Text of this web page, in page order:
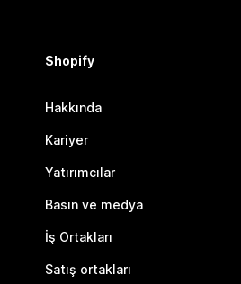
Shopify
Hakkında
Kariyer
Yatırımcılar
Basın ve medya
İş Ortakları
Satış ortakları